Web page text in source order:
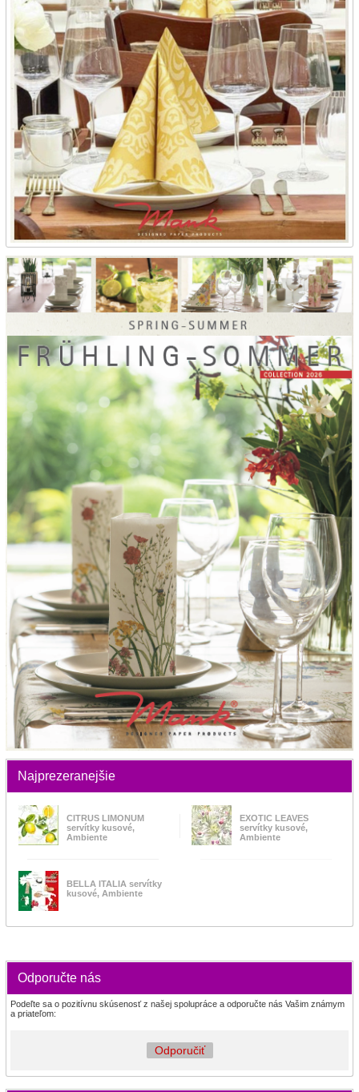
Najprezeranejšie
CITRUS LIMONUM
servítky kusové,
Ambiente
EXOTIC LEAVES
servítky kusové,
Ambiente
BELLA ITALIA servítky
kusové, Ambiente
Odporučte nás
Podeľte sa o pozitívnu skúsenosť z našej spolupráce a odporučte nás Vašim známym
a priateľom:
Odporučiť